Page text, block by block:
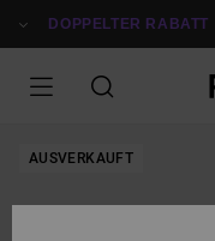
ZUR
DOPPELTER RABATT
AUSVERKAUFT